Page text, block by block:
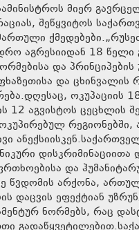
მიერ
შეწყვიტოს
აგრესიიდან 18 წელი
და
და ცხინვალის
ოკუპაციის
აგვისტოს ცეცხლის
რეგიონებში,
დისკრიმინაციითა
და
წვდომის არქონა,
დაცვის ეფექტიან
ნორმებს, რაც